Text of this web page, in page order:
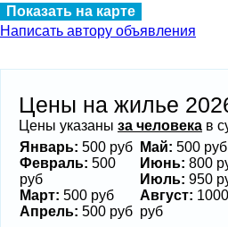
Показать на карте
Написать автору объявления
Цены на жилье
Цены указаны за человека в
Январь: 500 руб
Февраль: 500
руб
Март: 500 руб
Апрель: 500 руб
Май: 500 руб
Июнь: 800
Июль: 950
Август: 1000
руб